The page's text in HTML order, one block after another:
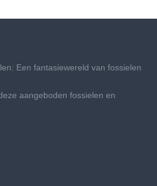
Een fantasiewereld van fossielen
aangeboden fossielen en